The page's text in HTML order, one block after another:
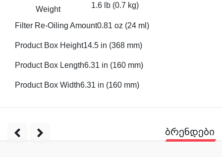
Weight
1.6 lb (0.7 kg)
Filter Re-Oiling Amount0.81 oz (24 ml)
Product Box Height14.5 in (368 mm)
Product Box Length6.31 in (160 mm)
Product Box Width6.31 in (160 mm)
ბრენდები